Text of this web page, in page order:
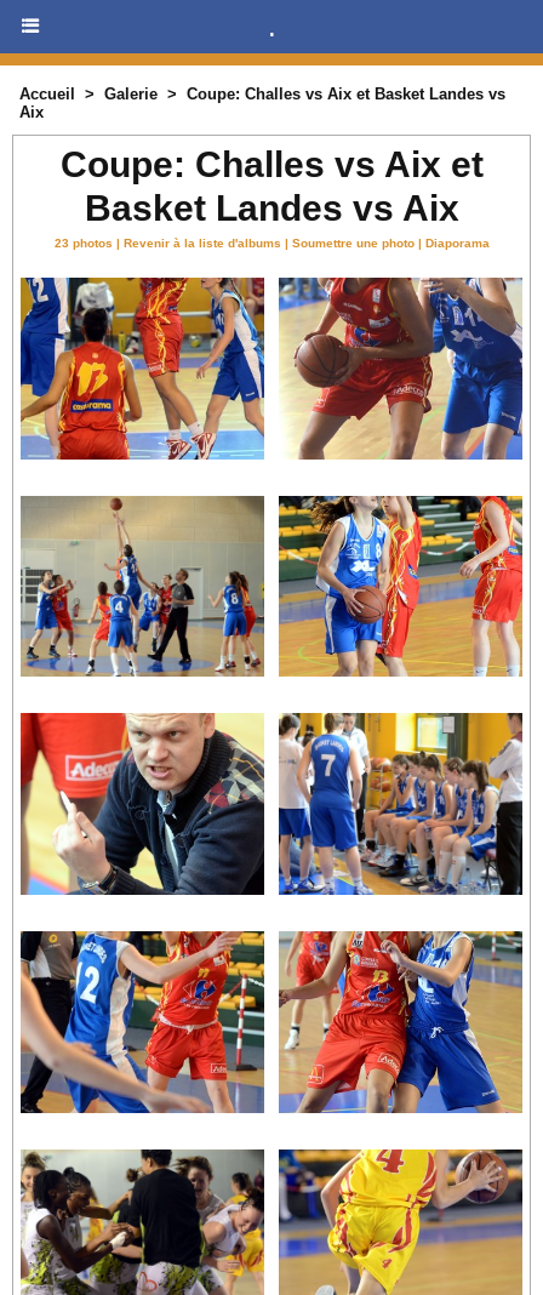
.
Accueil > Galerie > Coupe: Challes vs Aix et Basket Landes vs
Aix
Coupe: Challes vs Aix et
Basket Landes vs Aix
23 photos | Revenir à la liste d'albums | Soumettre une photo | Diaporama